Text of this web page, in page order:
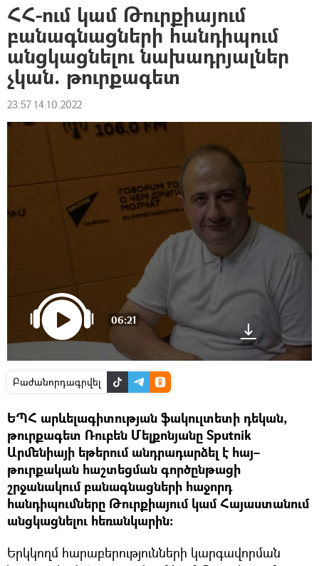
ՀՀ-ում կամ Թուրքիայում
բանագնացների հանդիպում
անցկացնելու նախադրյալներ
չկան. թուրքագետ
23:57 14.10.2022
06:21
Բաժանորդագրվել
ԵՊՀ արևելագիտության ֆակուլտետի դեկան,
թուրքագետ Ռուբեն Մելքոնյանը Sputnik
Արմենիայի եթերում անդրադարձել է հայ–
թուրքական հաշտեցման գործընթացի
շրջանակում բանագնացների հաջորդ
հանդիպումները Թուրքիայում կամ Հայաստանում
անցկացնելու հեռանկարին։
Երկկողմ հարաբերությունների կարգավորման